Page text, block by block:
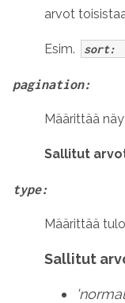
arvot
Esim. sort:
pagination:
Määrittää
Sallitut
type:
Määrittää
Sallitut